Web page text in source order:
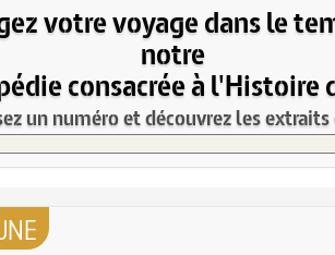
votre voyage dans le
notre
consacrée à l'Histoire
un numéro et découvrez les